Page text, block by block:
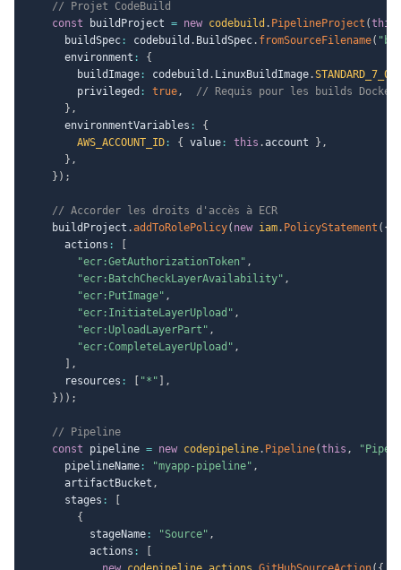
// Projet CodeBuild
const buildProject = new codebuild . PipelineProject (this
      buildSpec
: codebuild . BuildSpec. fromSourceFilename(
      environment
:
{
        buildImage
: codebuild . LinuxBuildImage.STANDARD_7_0
        privileged
: true,
// Requis pour les builds Docker
} ,
      environmentVariables
:
{
AWS_ACCOUNT_ID : { value : this .account } ,
} ,
} ) ;
// Accorder les droits d'accès à ECR
    buildProject
.addToRolePolicy( new iam. PolicyStatement ( {
      actions
:
"ecr:GetAuthorizationToken" ,
"ecr:BatchCheckLayerAvailability" ,
"ecr:PutImage" ,
"ecr:InitiateLayerUpload" ,
"ecr:UploadLayerPart" ,
"ecr:CompleteLayerUpload" ,
,
      resources
: "*"
,
} ) ) ;
// Pipeline
const pipeline = new codepipeline. Pipeline(this ,
      pipelineName
: "myapp-pipeline" ,
      artifactBucket
,
      stages
:
{
          stageName
: "Source" ,
          actions
: